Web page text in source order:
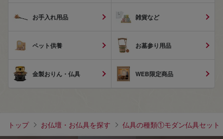
お手入れ用品 雑貨など
ペット供養 お墓参り用品
金製おりん・仏具 WEB限定商品
トップ お仏壇・お仏具を探す 仏具の種類①モダン仏具セット